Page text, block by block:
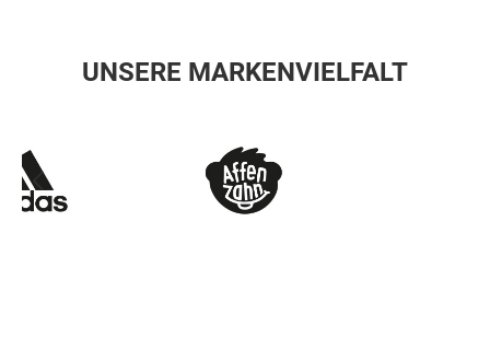
UNSERE MARKENVIELFALT